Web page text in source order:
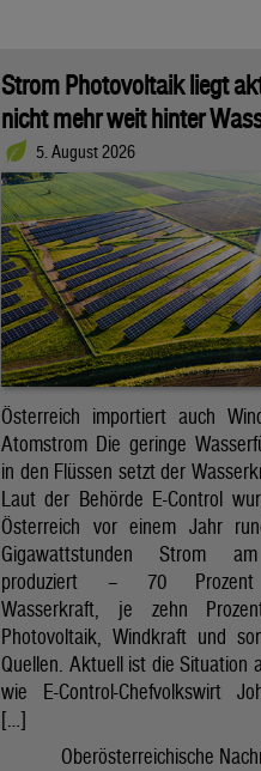
Strom Photovoltaik liegt
nicht mehr weit hinter
5. August 2026
Österreich importiert auch
Atomstrom Die geringe
in den Flüssen setzt der
Laut der Behörde E-Control
Österreich vor einem Jahr
Gigawattstunden Strom
produziert – 70
Wasserkraft, je zehn
Photovoltaik, Windkraft und
Quellen. Aktuell ist die Situation
wie E-Control-Chefvolkswirt
[…]
Oberösterreichische